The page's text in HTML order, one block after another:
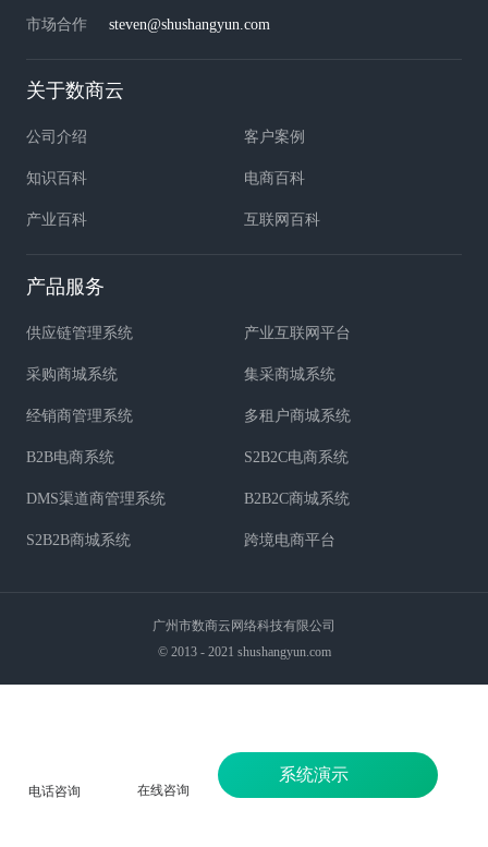
市场合作 steven@shushangyun.com
关于数商云
公司介绍 客户案例
知识百科 电商百科
产业百科 互联网百科
产品服务
供应链管理系统 产业互联网平台
采购商城系统 集采商城系统
经销商管理系统 多租户商城系统
B2B电商系统 S2B2C电商系统
DMS渠道商管理系统 B2B2C商城系统
S2B2B商城系统 跨境电商平台
广州市数商云网络科技有限公司
© 2013 - 2021 shushangyun.com
电话咨询 在线咨询
系统演示